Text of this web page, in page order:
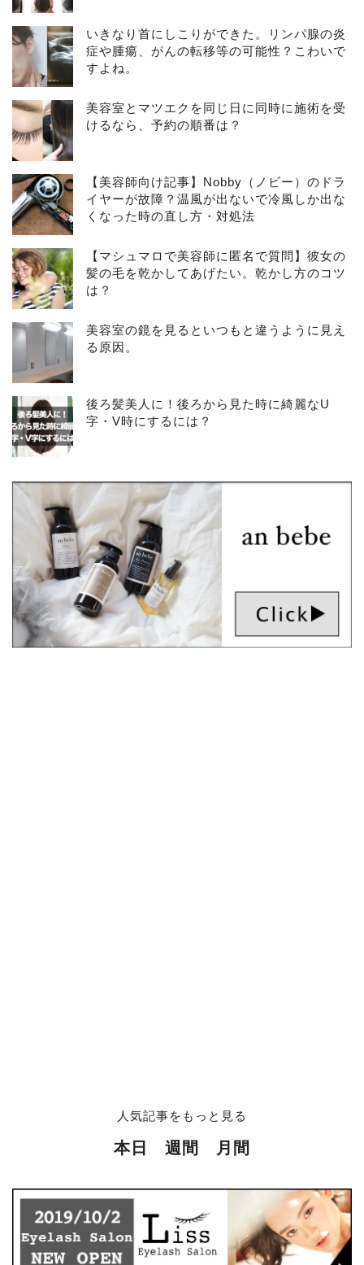
いきなり首にしこりができた。リンパ腺の炎
症や腫瘍、がんの転移等の可能性？こわいで
すよね。
美容室とマツエクを同じ日に同時に施術を受
けるなら、予約の順番は？
【美容師向け記事】Nobby（ノビー）のドラ
イヤーが故障？温風が出ないで冷風しか出な
くなった時の直し方・対処法
【マシュマロで美容師に匿名で質問】彼女の
髪の毛を乾かしてあげたい。乾かし方のコツ
は？
美容室の鏡を見るといつもと違うように見え
る原因。
後ろ髪美人に！後ろから見た時に綺麗なU
字・V時にするには？
人気記事をもっと見る
本日 週間 月間